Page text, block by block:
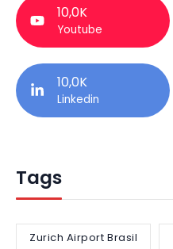
10,0K
Youtube
10,0K
Linkedin
Tags
Zurich Airport Brasil